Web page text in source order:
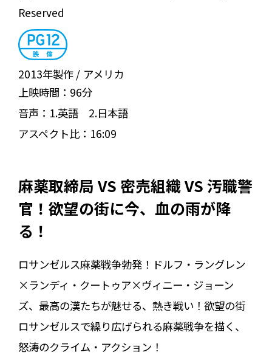
Reserved
2013年製作
アメリカ
上映時間： 96分
音声： 1.英語 2.日本語
アスペクト比： 16:09
麻薬取締局 VS 密売組織 VS 汚職警
官！欲望の街に今、血の雨が降
る！
ロサンゼルス麻薬戦争勃発！ドルフ・ラングレン
×ランディ・クートゥア×ヴィニー・ジョーン
ズ、最高の漢たちが魅せる、熱き戦い！欲望の街
ロサンゼルスで繰り広げられる麻薬戦争を描く、
怒涛のクライム・アクション！